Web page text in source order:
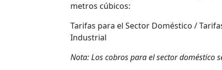
metros cúbicos:
Tarifas para el Sector Doméstico /
Industrial
Nota: Los cobros para el sector doméstico